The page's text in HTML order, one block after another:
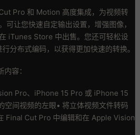
Pro 和 Motion 高度集成，为视频转
可让您快速自定输出设置，增强图像，
iTunes Store 中出售。您还可轻松设
分布式编码，以获得更加快速的转换。
容：
Pro、iPhone 15 Pro 或 iPhone 15
空间视频的左眼• 将立体视频文件转码
Final Cut Pro 中编辑和在 Apple Vision